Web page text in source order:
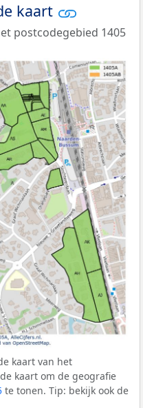
kaart
postcodegebied 1405
kaart van het
kaart om de geografie
te tonen. Tip: bekijk ook de